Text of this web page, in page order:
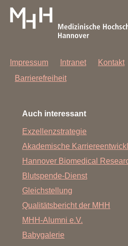
Impressum Intranet Kontakt
Barrierefreiheit
Auch interessant
Exzellenzstrategie
Akademische
Hannover Biomedical
Blutspende-Dienst
Gleichstellung
Qualitätsbericht der MHH
MHH-Alumni e.V.
Babygalerie